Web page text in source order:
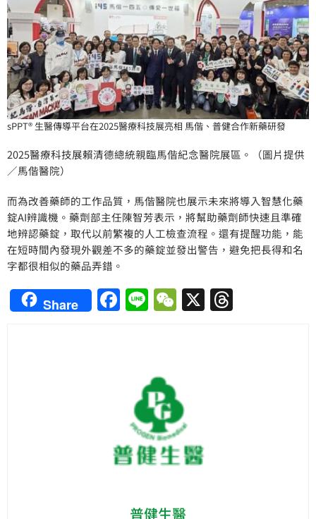
sPPT® 生醫傳導平台在2025醫療科技展亮相 馬偕、普健合作新藥研發
2025醫療科技展賴清德總統親臨馬偕紀念醫院展區。（圖片提供
／馬偕醫院）
而為改善藥師的工作品質，馬偕醫院也展示未來將導入智慧化藥
錠AI辨識機。藥劑部主任陳智芳表示，將幫助藥劑師快速且準確
地辨認藥錠，取代以前繁複的人工檢查流程。還有提醒功能，能
在短時間內發現外觀差不多的藥錠並發出警告，避免把長得和名
字都很相似的藥品弄錯。
Share Facebook
LineWeChat
X
普健生醫